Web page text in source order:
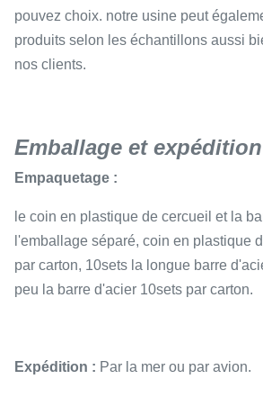
pouvez choix. notre usine peut
produits selon les échantillons aussi
nos clients.
Emballage et
Empaquetage :
le coin en plastique de cercueil et la
l'emballage séparé, coin en plastique
par carton, 10sets la longue barre
peu la barre d'acier 10sets par carton.
Expédition : Par la mer ou par avion.